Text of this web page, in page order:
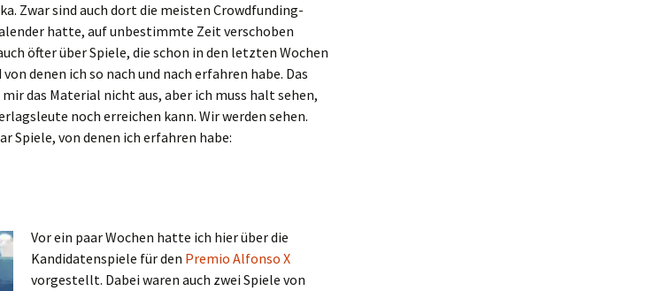
Verlagsliste Venezuela
Zwar sind auch dort die meisten Crowdfunding-
hatte, auf unbestimmte Zeit verschoben
öfter über Spiele, die schon in den letzten Wochen
denen ich so nach und nach erfahren habe. Das
das Material nicht aus, aber ich muss halt sehen,
noch erreichen kann. Wir werden sehen.
Spiele, von denen ich erfahren habe:
Vor ein paar Wochen hatte ich hier über die
Kandidatenspiele für den Premio Alfonso X
vorgestellt. Dabei waren auch zwei Spiele von